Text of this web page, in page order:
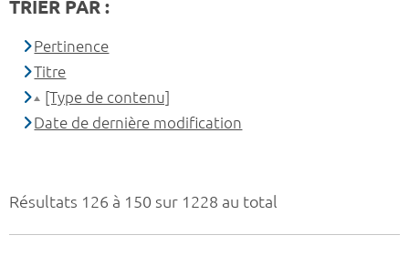
Résultats 126 à 150 sur 1228 au total
TRIER PAR :
Pertinence
Titre
[Type de contenu]
Date de dernière modification